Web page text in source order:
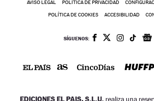
AVISO LEGAL POLÍTICA DE PRIVACIDAD
POLÍTICA DE COOKIES ACCESIBILIDAD
SÍGUENOS:
EDICIONES EL PAIS, S.L.U. realiza una